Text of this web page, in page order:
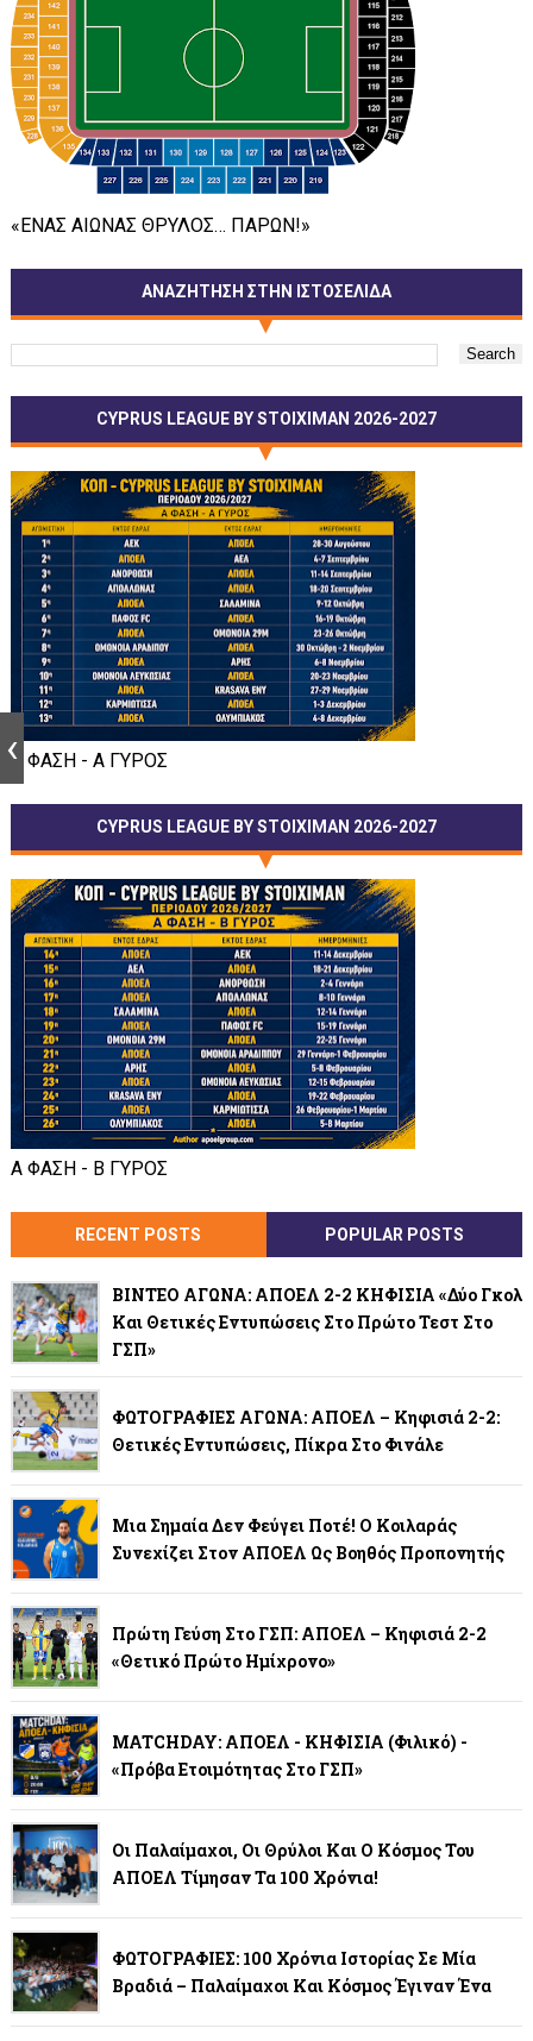
«ΕΝΑΣ ΑΙΩΝΑΣ ΘΡΥΛΟΣ… ΠΑΡΩΝ!»
ΑΝΑΖΗΤΗΣΗ ΣΤΗΝ ΙΣΤΟΣΕΛΙΔΑ
CYPRUS LEAGUE BY STOIXIMAN 2026-2027
Α ΦΑΣΗ - Α ΓΥΡΟΣ
CYPRUS LEAGUE BY STOIXIMAN 2026-2027
Α ΦΑΣΗ - Β ΓΥΡΟΣ
RECENT POSTS POPULAR POSTS
ΒΙΝΤΕΟ ΑΓΩΝΑ: ΑΠΟΕΛ 2-2 ΚΗΦΙΣΙΑ «Δύο Γκολ
Και Θετικές Εντυπώσεις Στο Πρώτο Τεστ Στο
ΓΣΠ»
ΦΩΤΟΓΡΑΦΙΕΣ ΑΓΩΝΑ: ΑΠΟΕΛ – Κηφισιά 2-2:
Θετικές Εντυπώσεις, Πίκρα Στο Φινάλε
Μια Σημαία Δεν Φεύγει Ποτέ! Ο Κοιλαράς
Συνεχίζει Στον ΑΠΟΕΛ Ως Βοηθός Προπονητής
Πρώτη Γεύση Στο ΓΣΠ: ΑΠΟΕΛ – Κηφισιά 2-2
«Θετικό Πρώτο Ημίχρονο»
MATCHDAY: ΑΠΟΕΛ - ΚΗΦΙΣΙΑ (φιλικό) -
«Πρόβα Ετοιμότητας Στο ΓΣΠ»
Οι Παλαίμαχοι, Οι Θρύλοι Και Ο Κόσμος Του
ΑΠΟΕΛ Τίμησαν Τα 100 Χρόνια!
ΦΩΤΟΓΡΑΦΙΕΣ: 100 Χρόνια Ιστορίας Σε Μία
Βραδιά – Παλαίμαχοι Και Κόσμος Έγιναν Ένα